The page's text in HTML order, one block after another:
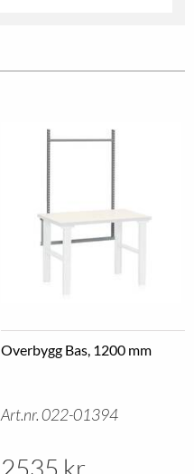
Overbygg Bas, 1200 mm
Art.nr. 022-01394
2535 kr